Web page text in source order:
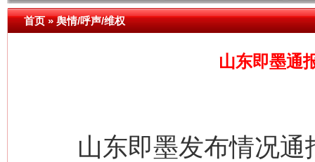
首页»舆情/呼声/维权
山东即墨通
山东即墨发布情况通